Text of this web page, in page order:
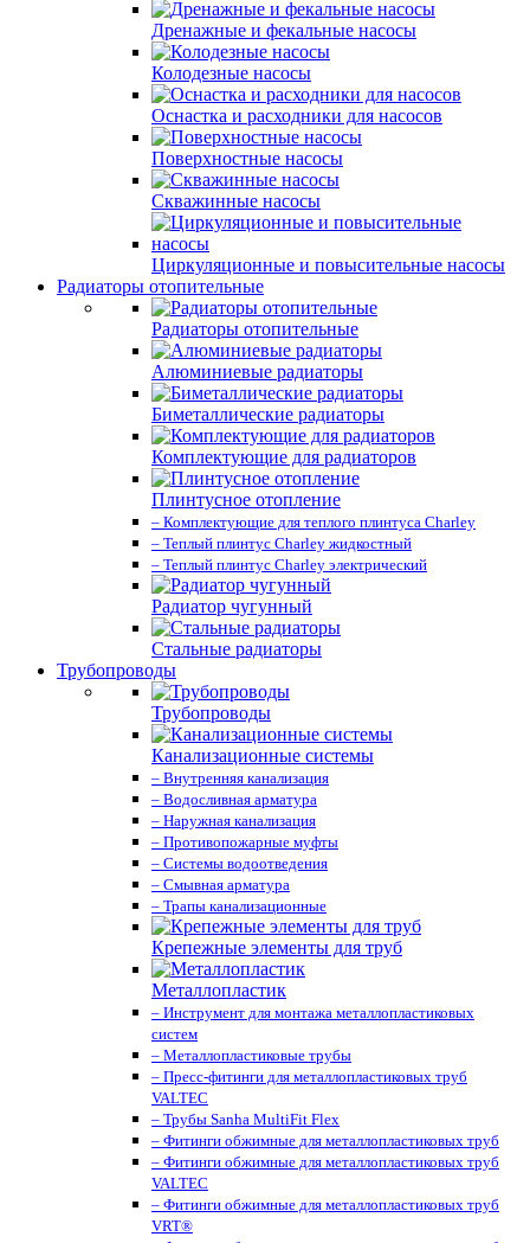
Дренажные и фекальные насосы
Колодезные насосы
Оснастка и расходники для насосов
Поверхностные насосы
Скважинные насосы
Циркуляционные и повысительные насосы
Радиаторы отопительные
Радиаторы отопительные
Алюминиевые радиаторы
Биметаллические радиаторы
Комплектующие для радиаторов
Плинтусное отопление
– Комплектующие для теплого плинтуса Charley
– Теплый плинтус Charley жидкостный
– Теплый плинтус Charley электрический
Радиатор чугунный
Стальные радиаторы
Трубопроводы
Трубопроводы
Канализационные системы
– Внутренняя канализация
– Водосливная арматура
– Наружная канализация
– Противопожарные муфты
– Системы водоотведения
– Смывная арматура
– Трапы канализационные
Крепежные элементы для труб
Металлопластик
– Инструмент для монтажа металлопластиковых
систем
– Металлопластиковые трубы
– Пресс-фитинги для металлопластиковых труб
VALTEС
– Трубы Sanha MultiFit Flex
– Фитинги обжимные для металлопластиковых труб
– Фитинги обжимные для металлопластиковых труб
VALTEС
– Фитинги обжимные для металлопластиковых труб
VRT®